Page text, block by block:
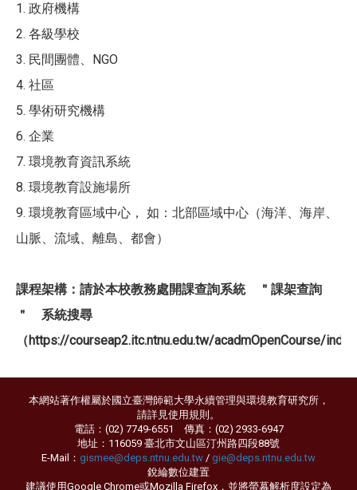
1. 政府機構
2. 各級學校
3. 民間團體、NGO
4. 社區
5. 學術研究機構
6. 企業
7. 環境教育資訊系統
8. 環境教育設施場所
9. 環境教育區域中心， 如：北部區域中心（海洋、海岸、
山脈、流域、離島、都會）
課程架構：請於本校教務處開課查詢系統 ＂課架查詢
＂ 系統搜尋
（https://courseap2.itc.ntnu.edu.tw/acadmOpenCourse/
本網站著作權屬於國立臺灣師範大學永續管理與環境教育研究所，
請詳見使用規則 。
電話：(02) 7749-6551 傳真：(02) 2933-6947
地址：116059 臺北市文山區汀州路四段88號
E-Mail： gismee@deps.ntnu.edu.tw / gie@deps.ntnu.edu.tw
銳綸數位建置
建議使用Google Chrome或Mozilla Firefox，並將螢幕解析度設定為